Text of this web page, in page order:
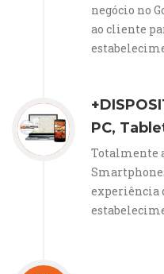
negócio no
ao cliente
PC,
Totalmente
experiência